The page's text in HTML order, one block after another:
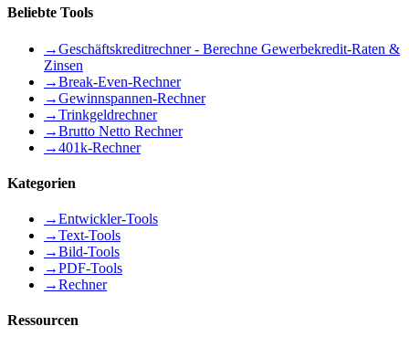
Beliebte Tools
→Geschäftskreditrechner - Berechne Gewerbekredit-Raten &
Zinsen
→Break-Even-Rechner
→Gewinnspannen-Rechner
→Trinkgeldrechner
→Brutto Netto Rechner
→401k-Rechner
Kategorien
→Entwickler-Tools
→Text-Tools
→Bild-Tools
→PDF-Tools
→Rechner
Ressourcen